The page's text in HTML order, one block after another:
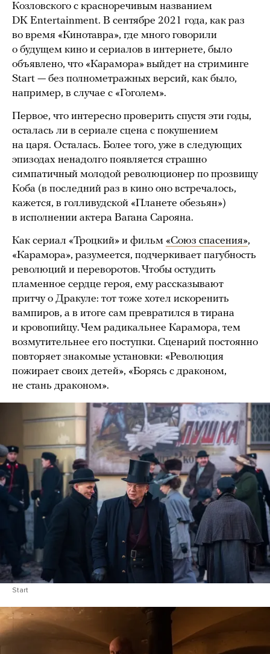
Козловского с красноречивым названием
DK Entertainment. В сентябре 2021 года, как раз
во время «Кинотавра», где много говорили
о будущем кино и сериалов в интернете, было
объявлено, что «Карамора» выйдет на стриминге
Start — без полнометражных версий, как было,
например, в случае с «Гоголем».
Первое, что интересно проверить спустя эти годы,
осталась ли в сериале сцена с покушением
на царя. Осталась. Более того, уже в следующих
эпизодах ненадолго появляется страшно
симпатичный молодой революционер по прозвищу
Коба (в последний раз в кино оно встречалось,
кажется, в голливудской «Планете обезьян»)
в исполнении актера Вагана Сарояна.
Как сериал «Троцкий» и фильм «Союз спасения»,
«Карамора», разумеется, подчеркивает пагубность
революций и переворотов. Чтобы остудить
пламенное сердце героя, ему рассказывают
притчу о Дракуле: тот тоже хотел искоренить
вампиров, а в итоге сам превратился в тирана
и кровопийцу. Чем радикальнее Карамора, тем
возмутительнее его поступки. Сценарий постоянно
повторяет знакомые установки: «Революция
пожирает своих детей», «Борясь с драконом,
не стань драконом».
Start